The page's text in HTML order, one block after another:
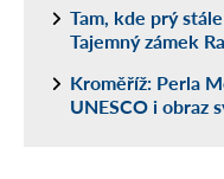
Tam, kde prý
Tajemný zámek
Kroměříž: Perla
UNESCO i obraz